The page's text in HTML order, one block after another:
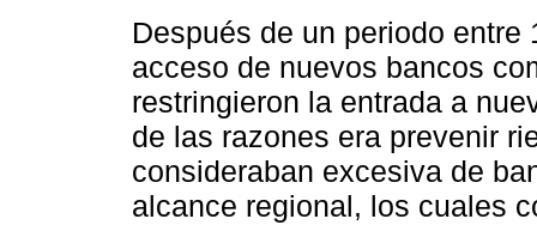
Después de un periodo
acceso de nuevos bancos
restringieron la entrada a
de las razones era prevenir
consideraban excesiva de
alcance regional, los cuales